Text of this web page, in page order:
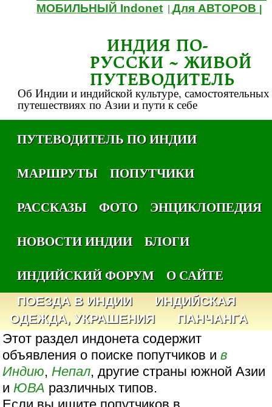
МОБИЛЬНЫЙ Indonet |Для АВТОРОВ
ИНДИЯ ПО-
РУССКИ ~ ЖИВОЙ
ПУТЕВОДИТЕЛЬ
Об Индии и индийской культуре, самостоятельных
путешествиях по Азии и пути к себе
ПУТЕВОДИТЕЛЬ ПО ИНДИИ
МАРШРУТЫ
ПОПУТЧИКИ
РАССКАЗЫ
ФОТО
ЭНЦИКЛОПЕДИЯ
НОВОСТИ ИНДИИ
БЛОГИ
ИНДИЙСКИЙ ФОРУМ
О САЙТЕ
ПОЕЗДА В ИНДИИ
ИНДИЙСКАЯ
ОДЕЖДА, УКРАШЕНИЯ
ПАНЧАНГА
Этот раздел индонета содержит
объявления о поиске попутчиков ив
Индию,Непал, другие страны южной Азии
иЮВА различных типов.